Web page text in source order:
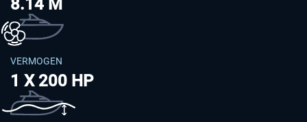
8.14 M
VERMOGEN
1 X 200 HP